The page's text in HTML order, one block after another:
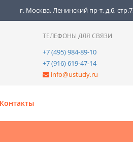
г. Москва, Ленинский пр-т, д.6,
ТЕЛЕФОНЫ ДЛЯ СВЯЗИ
+7 (495) 984-89-10
+7 (916) 619-47-14
info@ustudy.ru
Контакты